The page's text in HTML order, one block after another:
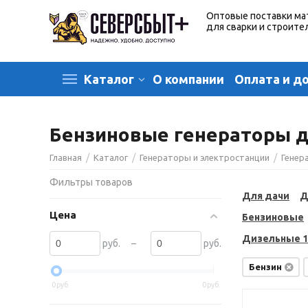
Оптовые поставки
для сварки и
Каталог О компании Оплата и
Бензиновые генераторы
Главная / Каталог / Генераторы и электростанции /
Для дачи
Бензиновые
Дизельные
Бензин
Фильтры товаров
Цена
руб. – руб.
0руб. 0руб.